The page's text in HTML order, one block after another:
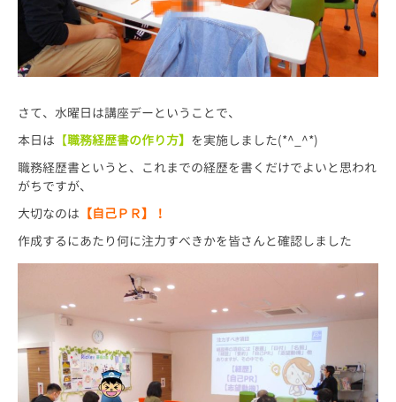
さて、水曜日は講座デーということで、
本日は 【職務経歴書の作り方】 を実施しました(*^_^*)
職務経歴書というと、これまでの経歴を書くだけでよいと思われ
がちですが、
大切なのは 【自己ＰＲ】！
作成するにあたり何に注力すべきかを皆さんと確認しました